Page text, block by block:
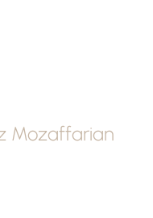
Mozaffarian